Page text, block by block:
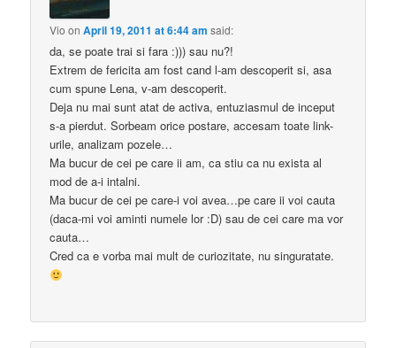
Vio onApril 19, 2011 at 6:44 am said:
da, se poate trai si fara :))) sau nu?!
Extrem de fericita am fost cand l-am descoperit si, asa
cum spune Lena, v-am descoperit.
Deja nu mai sunt atat de activa, entuziasmul de inceput
s-a pierdut. Sorbeam orice postare, accesam toate link-
urile, analizam pozele…
Ma bucur de cei pe care ii am, ca stiu ca nu exista al
mod de a-i intalni.
Ma bucur de cei pe care-i voi avea…pe care ii voi cauta
(daca-mi voi aminti numele lor :D) sau de cei care ma vor
cauta…
Cred ca e vorba mai mult de curiozitate, nu singuratate.